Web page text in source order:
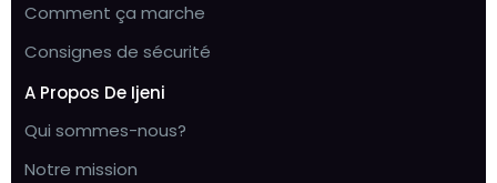
Comment ça marche
Consignes de sécurité
A Propos De Ijeni
Qui sommes-nous?
Notre mission